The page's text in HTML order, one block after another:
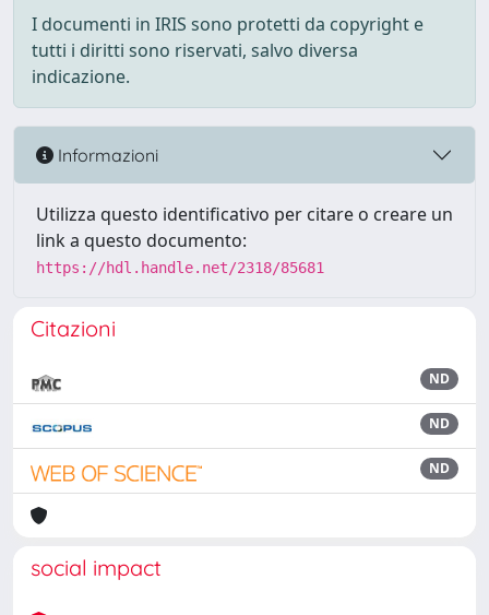
I documenti in IRIS sono protetti da copyright e
tutti i diritti sono riservati, salvo diversa
indicazione.
Informazioni
Utilizza questo identificativo per citare o creare un
link a questo documento:
https://hdl.handle.net/2318/85681
Citazioni
ND
ND
ND
social impact